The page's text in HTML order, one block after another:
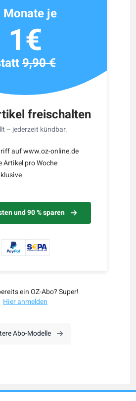
freischalten
– jederzeit kündbar.
auf www.oz-online.de
Artikel pro Woche
und 90 % sparen
Monate je
1€
9,90 €
ein OZ-Abo? Super!
Hier anmelden
Abo-Modelle